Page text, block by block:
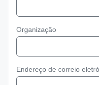
Organização
Endereço de correio